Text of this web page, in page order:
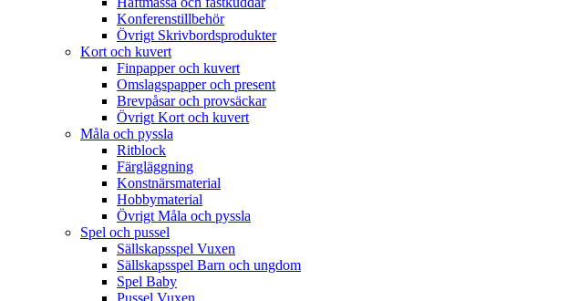
Konferenstillbehör
Övrigt Skrivbordsprodukter
Kort och kuvert
Finpapper och kuvert
Omslagspapper och present
Brevpåsar och provsäckar
Övrigt Kort och kuvert
Måla och pyssla
Ritblock
Färgläggning
Konstnärsmaterial
Hobbymaterial
Övrigt Måla och pyssla
Spel och pussel
Sällskapsspel Vuxen
Sällskapsspel Barn och ungdom
Spel Baby
Pussel Vuxen